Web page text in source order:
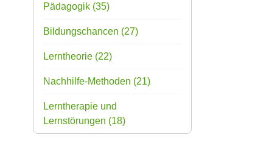
Pädagogik (35)
Bildungschancen (27)
Lerntheorie (22)
Nachhilfe-Methoden (21)
Lerntherapie und
Lernstörungen (18)